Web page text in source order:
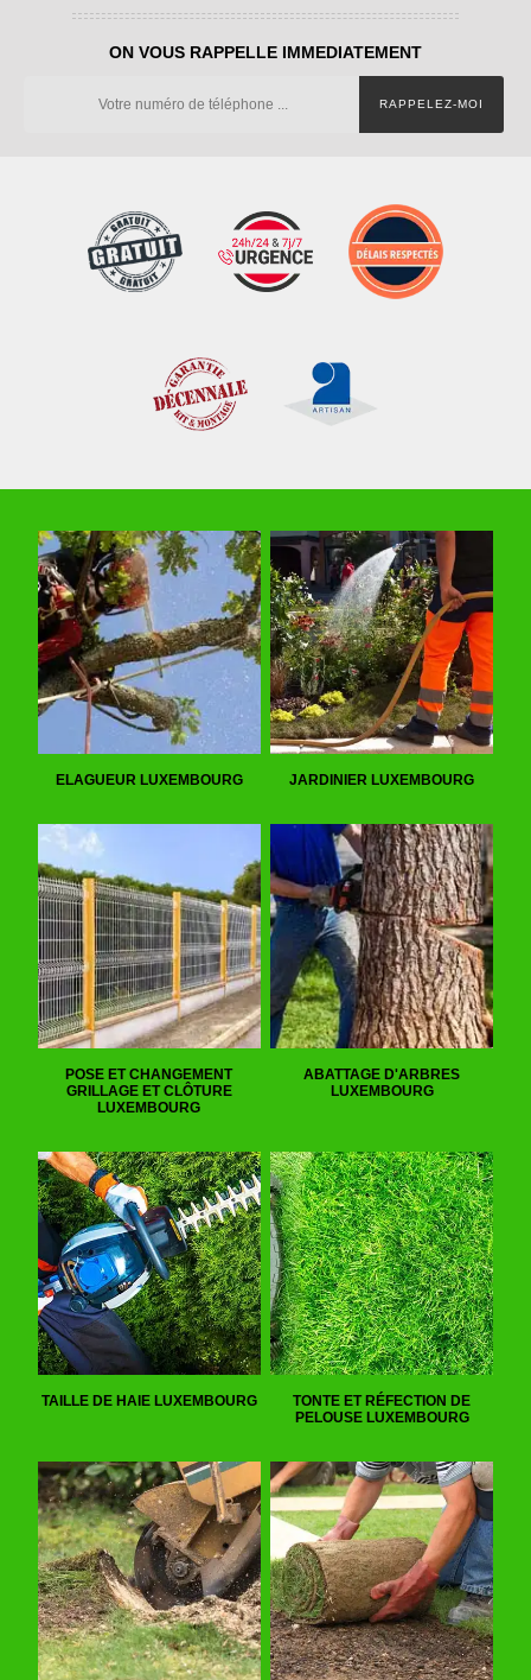
ON VOUS RAPPELLE IMMEDIATEMENT
ELAGUEUR LUXEMBOURG JARDINIER LUXEMBOURG
POSE ET CHANGEMENT
GRILLAGE ET CLÔTURE
LUXEMBOURG
ABATTAGE D'ARBRES
LUXEMBOURG
TAILLE DE HAIE LUXEMBOURG
TONTE ET RÉFECTION DE
PELOUSE LUXEMBOURG